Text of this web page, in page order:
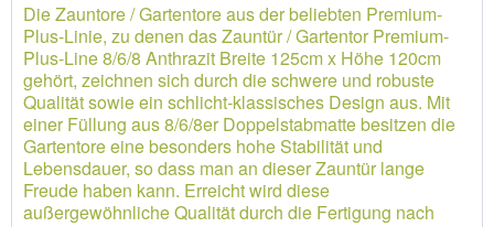
Die Zauntore / Gartentore aus der beliebten Premium-
Plus-Linie, zu denen das Zauntür / Gartentor Premium-
Plus-Line 8/6/8 Anthrazit Breite 125cm x Höhe 120cm
gehört, zeichnen sich durch die schwere und robuste
Qualität sowie ein schlicht-klassisches Design aus. Mit
einer Füllung aus 8/6/8er Doppelstabmatte besitzen die
Gartentore eine besonders hohe Stabilität und
Lebensdauer, so dass man an dieser Zauntür lange
Freude haben kann. Erreicht wird diese
außergewöhnliche Qualität durch die Fertigung nach